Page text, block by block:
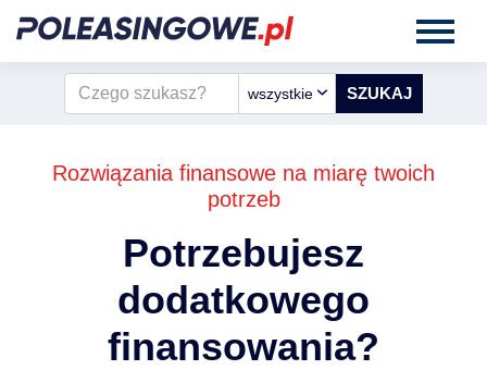
wszystkie
Rozwiązania finansowe na miarę twoich
potrzeb
Potrzebujesz
dodatkowego
finansowania?